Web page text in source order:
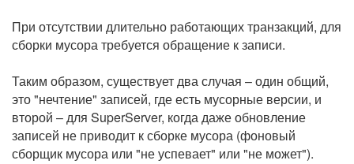
При отсутствии длительно работающих транзакций, для
сборки мусора требуется обращение к записи.
Таким образом, существует два случая – один общий,
это "нечтение" записей, где есть мусорные версии, и
второй – для SuperServer, когда даже обновление
записей не приводит к сборке мусора (фоновый
сборщик мусора или "не успевает" или "не может").